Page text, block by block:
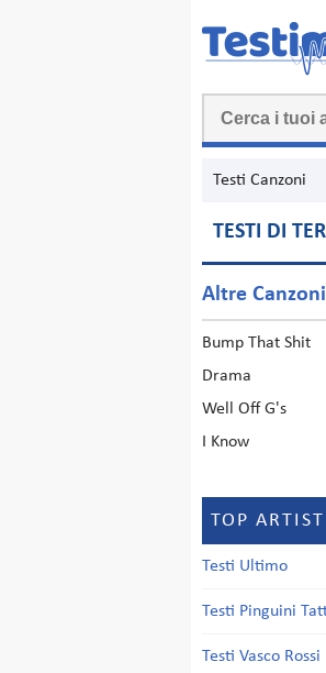
Testi Canzoni
TESTI DI
Altre Canzoni
Bump That Shit
Drama
Well Off G's
I Know
TOP
Testi Ultimo
Testi Pinguini
Testi Vasco Rossi